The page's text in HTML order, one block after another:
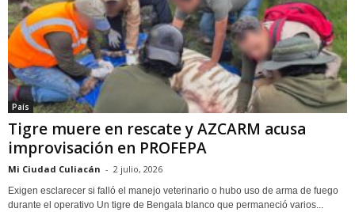
País
Tigre muere en rescate y AZCARM acusa
improvisación en PROFEPA
Mi Ciudad Culiacán - 2 julio, 2026
Exigen esclarecer si falló el manejo veterinario o hubo uso de arma de fuego
durante el operativo Un tigre de Bengala blanco que permaneció varios...